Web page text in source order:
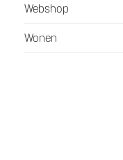
Webshop
Wonen